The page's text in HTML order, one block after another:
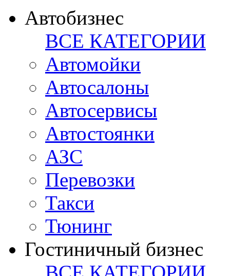
Автобизнес
ВСЕ КАТЕГОРИИ
Автомойки
Автосалоны
Автосервисы
Автостоянки
АЗС
Перевозки
Такси
Тюнинг
Гостиничный бизнес